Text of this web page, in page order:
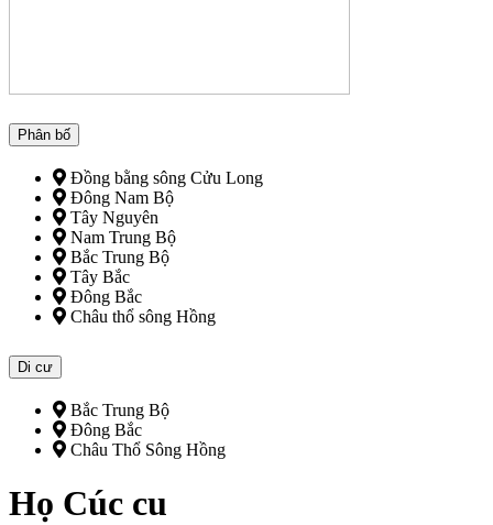
Phân bố
Đồng bằng sông Cửu Long
Đông Nam Bộ
Tây Nguyên
Nam Trung Bộ
Bắc Trung Bộ
Tây Bắc
Đông Bắc
Châu thổ sông Hồng
Di cư
Bắc Trung Bộ
Đông Bắc
Châu Thổ Sông Hồng
Họ Cúc cu